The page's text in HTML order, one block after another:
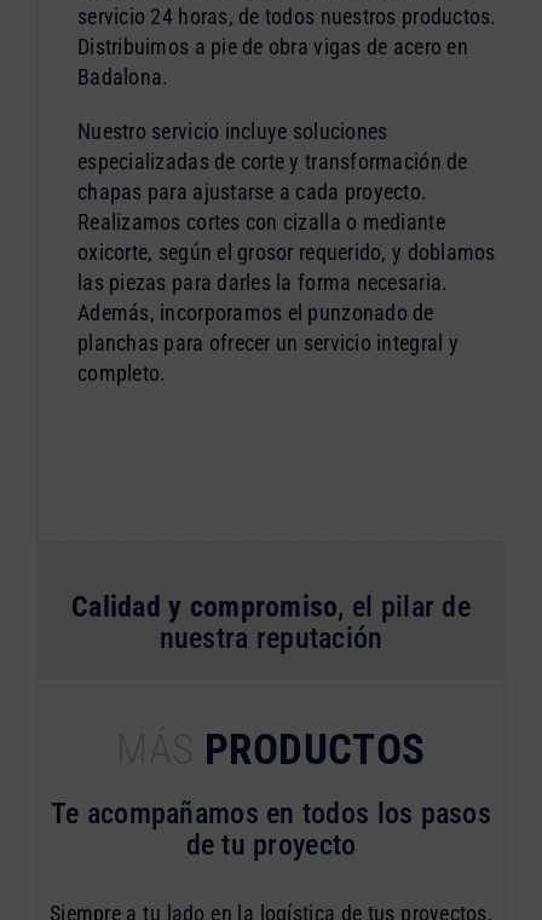
servicio 24 horas, de todos nuestros productos.
Distribuimos a pie de obra vigas de acero en
Badalona.
Nuestro servicio incluye soluciones
especializadas de corte y transformación de
chapas para ajustarse a cada proyecto.
Realizamos cortes con cizalla o mediante
oxicorte, según el grosor requerido, y doblamos
las piezas para darles la forma necesaria.
Además, incorporamos el punzonado de
planchas para ofrecer un servicio integral y
completo.
Calidad y compromiso, el pilar de
nuestra reputación
PRODUCTOS
Te acompañamos en todos los pasos
de tu proyecto
Siempre a tu lado en la logística de tus proyectos,